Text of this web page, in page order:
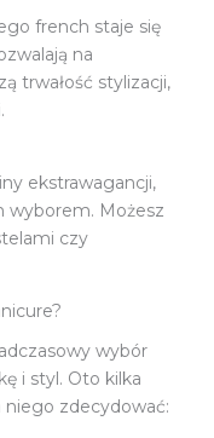
french staje się
na
trwałość stylizacji,
ekstrawagancji,
wyborem. Możesz
czy
wybór
i styl. Oto kilka
zdecydować: